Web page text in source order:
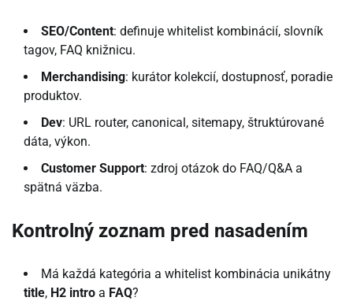
SEO/Content: definuje whitelist kombinácií, slovník
tagov, FAQ knižnicu.
Merchandising: kurátor kolekcií, dostupnosť, poradie
produktov.
Dev: URL router, canonical, sitemapy, štruktúrované
dáta, výkon.
Customer Support: zdroj otázok do FAQ/Q&A a
spätná väzba.
Kontrolný zoznam pred nasadením
Má každá kategória a whitelist kombinácia unikátny
title, H2 intro a FAQ?